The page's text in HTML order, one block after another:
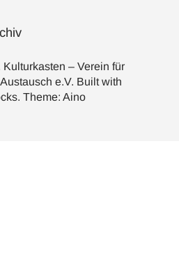
– Verein für
e.V. Built with
. Theme: Aino